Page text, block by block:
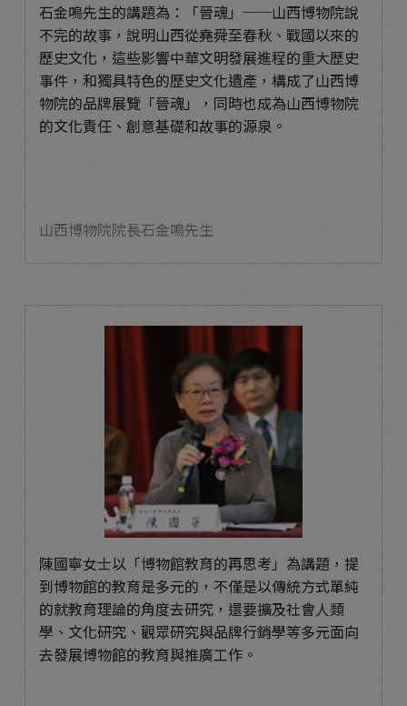
石金鳴先生的講題為：「晉魂」──山西博物院說
不完的故事，說明山西從堯舜至春秋、戰國以來的
歷史文化，這些影響中華文明發展進程的重大歷史
事件，和獨具特色的歷史文化遺產，構成了山西博
物院的品牌展覽「晉魂」，同時也成為山西博物院
的文化責任、創意基礎和故事的源泉。
山西博物院院長石金鳴先生
陳國寧女士以「博物館教育的再思考」為講題，提
到博物館的教育是多元的，不僅是以傳統方式單純
的就教育理論的角度去研究，還要擴及社會人類
學、文化研究、觀眾研究與品牌行銷學等多元面向
去發展博物館的教育與推廣工作。